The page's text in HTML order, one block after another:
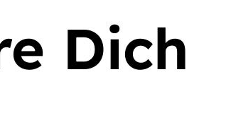
Dich